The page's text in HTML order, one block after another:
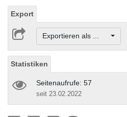
Export
Exportieren als ...
Statistiken
Seitenaufrufe: 57
seit 23.02.2022